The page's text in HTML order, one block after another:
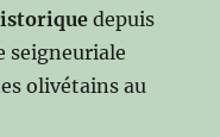
depuis
seigneuriale
olivétains au